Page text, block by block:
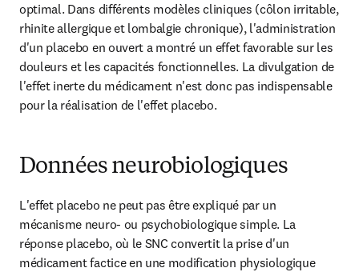
optimal. Dans différents modèles cliniques (côlon irritable,
rhinite allergique et lombalgie chronique), l'administration
d'un placebo en ouvert a montré un effet favorable sur les
douleurs et les capacités fonctionnelles. La divulgation de
l'effet inerte du médicament n'est donc pas indispensable
pour la réalisation de l'effet placebo.
Données neurobiologiques
L'effet placebo ne peut pas être expliqué par un
mécanisme neuro- ou psychobiologique simple. La
réponse placebo, où le SNC convertit la prise d'un
médicament factice en une modification physiologique